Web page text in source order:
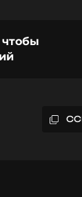
чтобы